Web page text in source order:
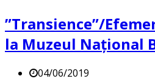
”Transience”/
la Muzeul Național
04/06/2019